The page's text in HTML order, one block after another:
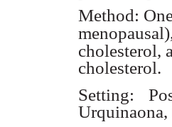
Method:
cholesterol,
cholesterol.
Setting: